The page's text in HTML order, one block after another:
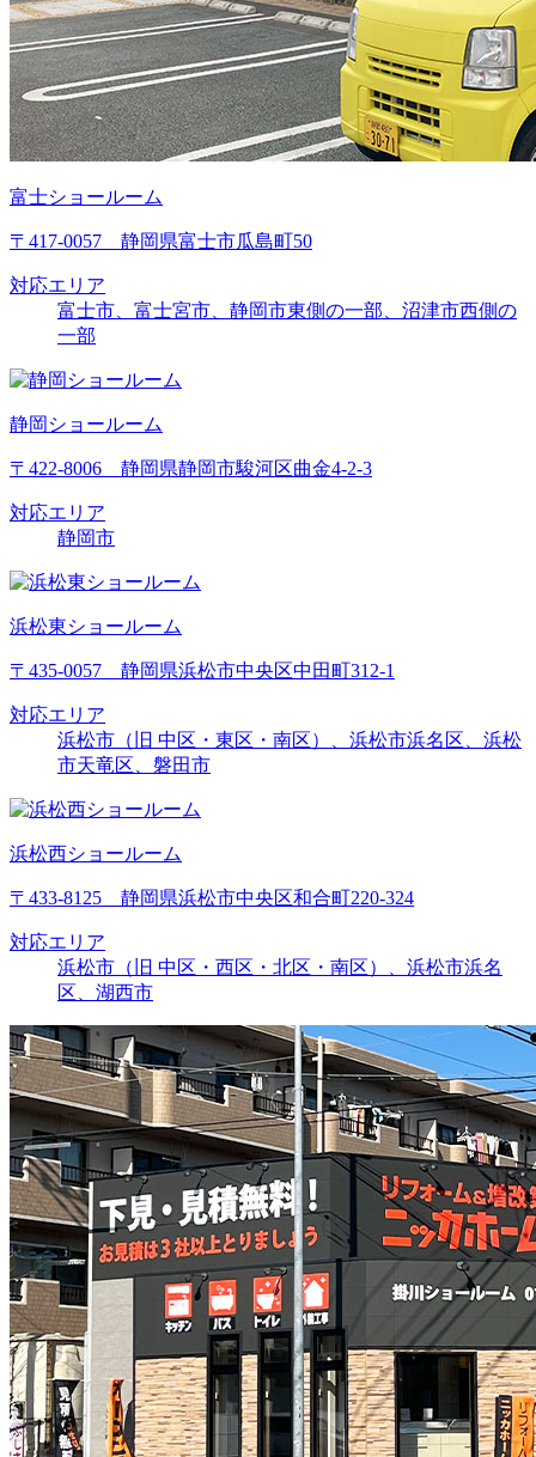
富士ショールーム
〒417-0057 静岡県富士市瓜島町50
対応エリア
富士市、富士宮市、静岡市東側の一部、沼津市西側の
一部
静岡ショールーム
〒422-8006 静岡県静岡市駿河区曲金4-2-3
対応エリア
静岡市
浜松東ショールーム
〒435-0057 静岡県浜松市中央区中田町312-1
対応エリア
浜松市（旧 中区・東区・南区）、浜松市浜名区、浜松
市天竜区、磐田市
浜松西ショールーム
〒433-8125 静岡県浜松市中央区和合町220-324
対応エリア
浜松市（旧 中区・西区・北区・南区）、浜松市浜名
区、湖西市